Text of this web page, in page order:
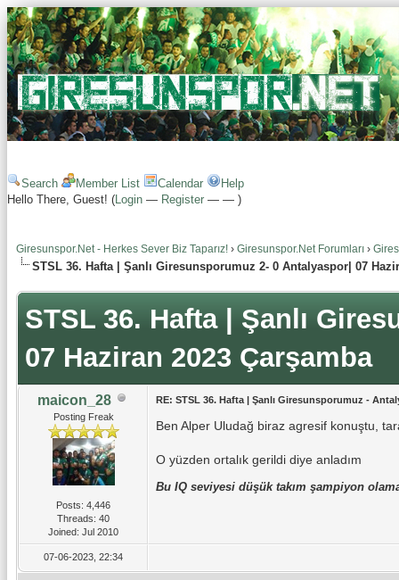
Search Member List Calendar
Help
Hello There, Guest! (Login — Register — — )
Giresunspor.Net - Herkes Sever Biz Taparız! › Giresunspor.Net Forumları ›
STSL 36. Hafta | Şanlı Giresunsporumuz 2- 0 Antalyaspor| 07
STSL 36. Hafta | Şanlı
07 Haziran 2023 Çarşamba
maicon_28
Posting Freak
Posts: 4,446
Threads: 40
Joined: Jul 2010
RE: STSL 36. Hafta | Şanlı Giresunsporumuz -
Ben Alper Uludağ biraz agresif konuştu,
O yüzden ortalık gerildi diye anladım
Bu IQ seviyesi düşük takım şampiyon
07-06-2023, 22:34